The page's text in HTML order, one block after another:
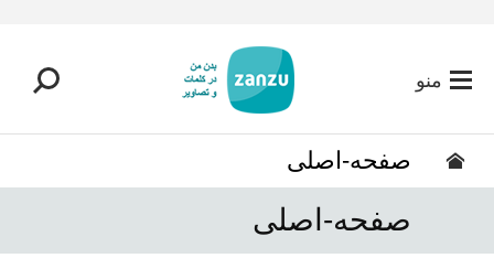
منو
صفحه-اصلی
صفحه-اصلی